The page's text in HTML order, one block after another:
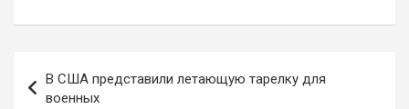
по
В США представили летающую тарелку для
военных